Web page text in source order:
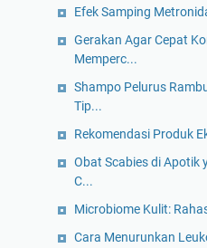
Efek Samping
Gerakan Agar Cepat
Memperc...
Shampo Pelurus
Tip...
Rekomendasi Produk
Obat Scabies di Apotik
C...
Microbiome Kulit:
Cara Menurunkan